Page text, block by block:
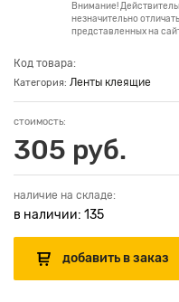
Внимание!
незначительно
представленных на
Код товара:
Категория: Ленты клеящие
стоимость:
305 руб.
наличие на складе:
в наличии: 135